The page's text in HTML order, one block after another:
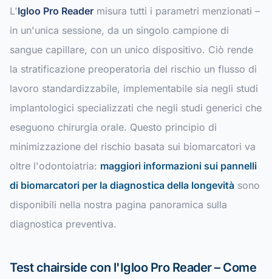
L'Igloo Pro Reader misura tutti i parametri menzionati –
in un'unica sessione, da un singolo campione di
sangue capillare, con un unico dispositivo. Ciò rende
la stratificazione preoperatoria del rischio un flusso di
lavoro standardizzabile, implementabile sia negli studi
implantologici specializzati che negli studi generici che
eseguono chirurgia orale. Questo principio di
minimizzazione del rischio basata sui biomarcatori va
oltre l'odontoiatria: maggiori informazioni sui pannelli
di biomarcatori per la diagnostica della longevità sono
disponibili nella nostra pagina panoramica sulla
diagnostica preventiva.
Test chairside con l'Igloo Pro Reader – Come